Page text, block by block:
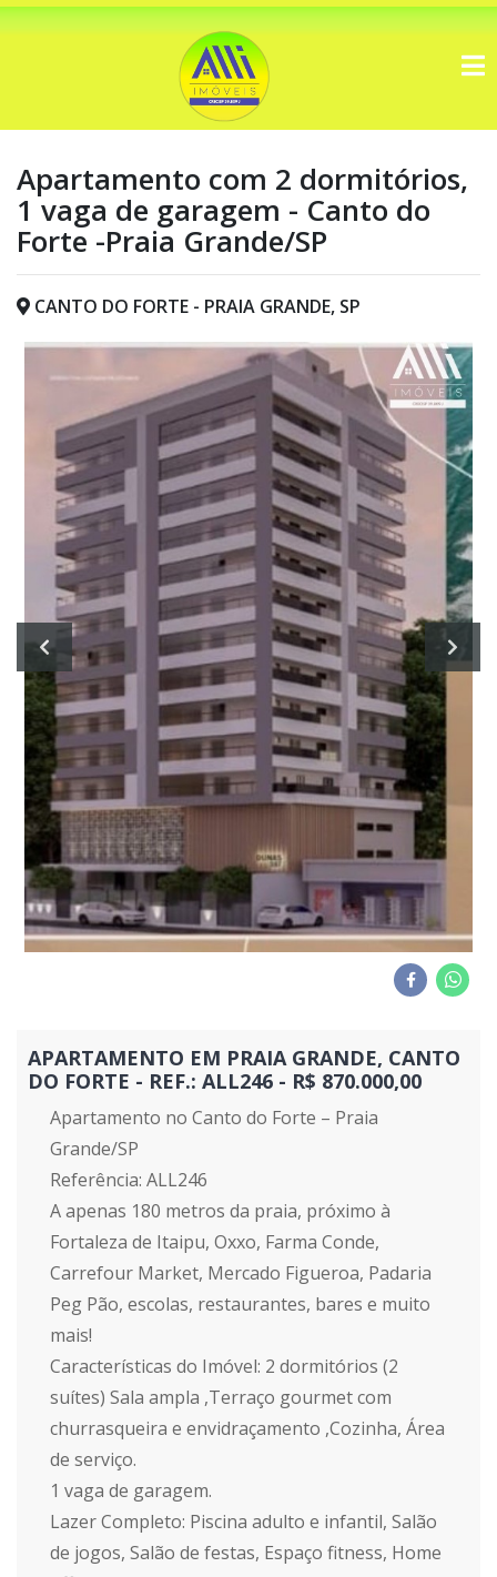
Apartamento com 2 dormitórios,
1 vaga de garagem - Canto do
Forte -Praia Grande/SP
CANTO DO FORTE - PRAIA GRANDE, SP
APARTAMENTO EM PRAIA GRANDE, CANTO
DO FORTE - REF.: ALL246 - R$ 870.000,00
Apartamento no Canto do Forte – Praia
Grande/SP
Referência: ALL246
A apenas 180 metros da praia, próximo à
Fortaleza de Itaipu, Oxxo, Farma Conde,
Carrefour Market, Mercado Figueroa, Padaria
Peg Pão, escolas, restaurantes, bares e muito
mais!
Características do Imóvel: 2 dormitórios (2
suítes) Sala ampla ,Terraço gourmet com
churrasqueira e envidraçamento ,Cozinha, Área
de serviço.
1 vaga de garagem.
Lazer Completo: Piscina adulto e infantil, Salão
de jogos, Salão de festas, Espaço fitness, Home